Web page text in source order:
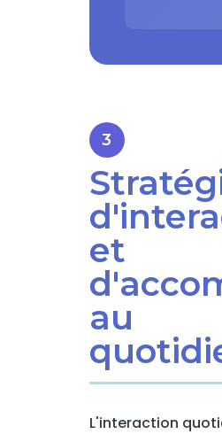
et
au
L'interaction